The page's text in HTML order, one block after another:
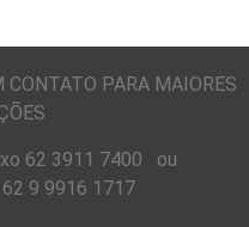
CONTATO PARA MAIORES
62 3911 7400 ou
9 9916 1717